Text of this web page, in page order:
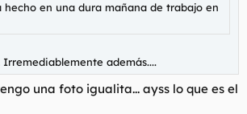
hecho en una dura mañana de trabajo en
además....
una foto igualita... ayss lo que es el